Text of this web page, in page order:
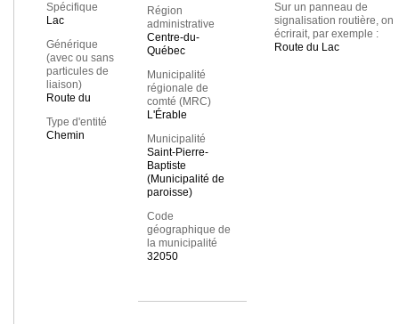
Spécifique
Lac
Générique
(avec ou sans
particules de
liaison)
Route du
Type d'entité
Chemin
Région
administrative
Centre-du-
Québec
Municipalité
régionale de
comté (MRC)
L'Érable
Municipalité
Saint-Pierre-
Baptiste
(Municipalité de
paroisse)
Code
géographique de
la municipalité
32050
Sur un panneau de
signalisation routière, on
écrirait, par exemple :
Route du Lac